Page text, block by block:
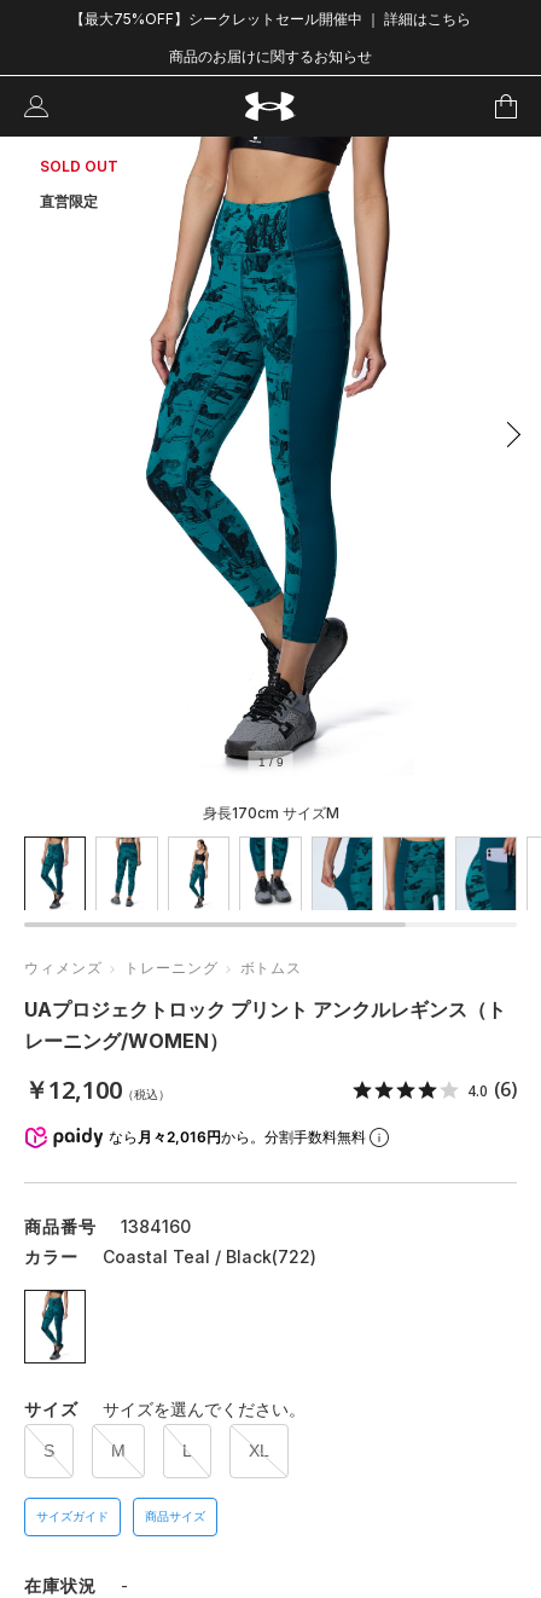
【最大75%OFF】シークレットセール開催中 ｜ 詳細はこちら
商品のお届けに関するお知らせ
SOLD OUT
直営限定
1/9
身長170cm サイズM
ウィメンズ トレーニング ボトムス
UAプロジェクトロック プリント アンクルレギンス（ト
レーニング/WOMEN）
￥12,100 （税込） 4.0 (6)
なら 月々2,016円から。分割手数料無料
商品番号
1384160
カラー
Coastal Teal / Black(722)
サイズ サイズを選んでください。
S M L XL
サイズガイド 商品サイズ
在庫状況 -